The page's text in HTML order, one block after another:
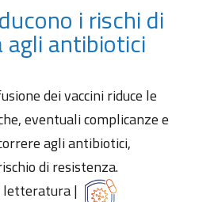
i rischi di
agli antibiotici
dei vaccini riduce le
eventuali complicanze e
agli antibiotici,
di resistenza.
letteratura|